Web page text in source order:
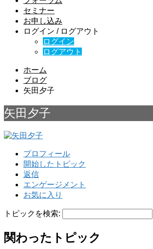
セミナー
お申し込み
ログイン / ログアウト
ログイン
ログアウト
ホーム
ブログ
矢田夕子
矢田夕子
プロフィール
開始したトピック
返信
エンゲージメント
お気に入り
トピックを検索:
関わったトピック